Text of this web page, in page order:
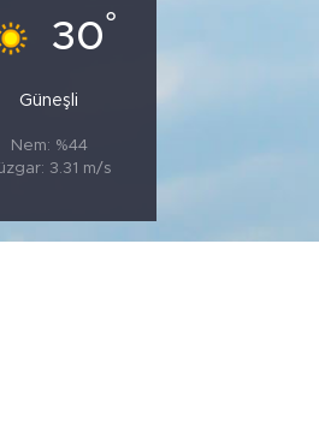
30°
Güneşli
Nem: %44
3.31 m/s